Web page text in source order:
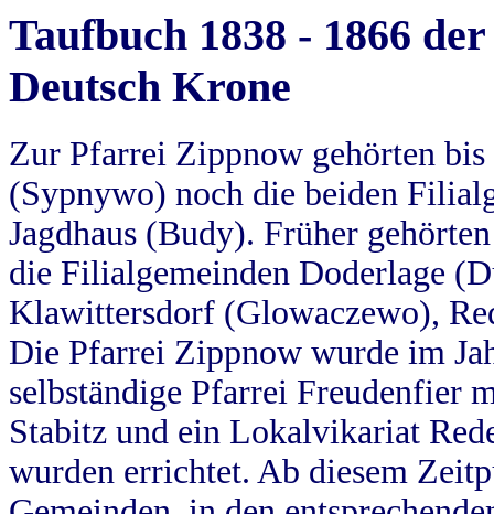
Taufbuch 1838 - 1866
Deutsch Krone
Zur Pfarrei Zippnow gehörten
(Sypnywo) noch die beiden
Jagdhaus (Budy). Früher
die Filialgemeinden Doderlage
Klawittersdorf (Glowaczewo),
Die Pfarrei Zippnow wurde im
selbständige Pfarrei Freudenfier
Stabitz und ein Lokalvikariat
wurden errichtet. Ab diesem